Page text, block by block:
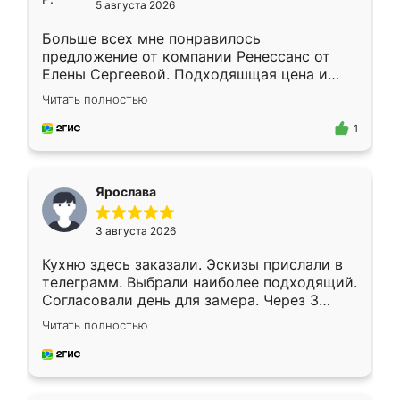
5 августа 2026
Больше всех мне понравилось
предложение от компании Ренессанс от
Елены Сергеевой. Подходяшщая цена и
короткие сроки изготовления. Приехавший
для замера сотрудник Владислав
предложил по моему эскизу самый
Читать полностью
1
Ярослава
3 августа 2026
Кухню здесь заказали. Эскизы прислали в
телеграмм. Выбрали наиболее подходящий.
Согласовали день для замера. Через 3
недели кухня была уже готова. Остались
довольны работой. Спасибо Ренессанс
мебель за качественную работу!
Читать полностью